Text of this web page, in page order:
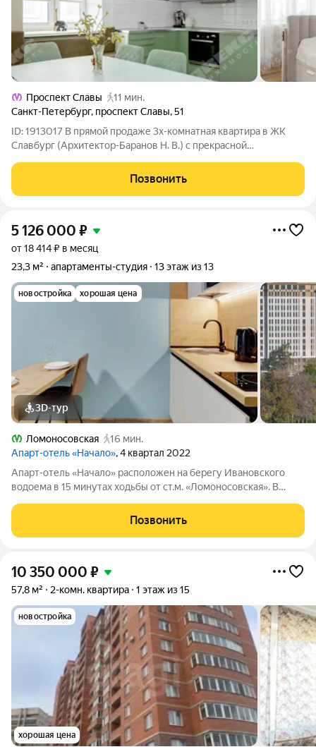
Проспект Славы
11 мин.
Санкт-Петербург, проспект Славы,51
ID: 1913017 В прямой продаже 3х-комнатная квартира в ЖК
Славбург (Архитектор-Баранов Н. В.) с прекрасной
уютная кухня, гардеробная. Теплый пол в кухне и части
коридора. Изюминка квартиры -
Позвонить
5 126 000 ₽
от 18 414 ₽ в месяц
23,3 м²
апартаменты-студия 13 этаж из 13
новостройка хорошая цена
3D-тур
Ломоносовская
16 мин.
Апарт-отель «Начало», 4 квартал 2022
Апарт-отель «Начало» расположен на берегу Ивановского
водоема в 15 минутах ходьбы от ст.м. «Ломоносовская». В
ими, как считаете нужным: заселиться в них, сдавать в аренду
самому или с помощью
Позвонить
10 350 000 ₽
57,8 м² 2-комн. квартира 1 этаж из 15
новостройка
хорошая цена